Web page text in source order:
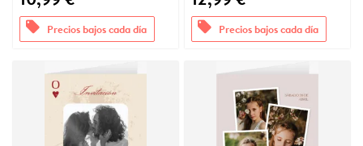
offers Precios bajos cada día offers Precios bajos cada día